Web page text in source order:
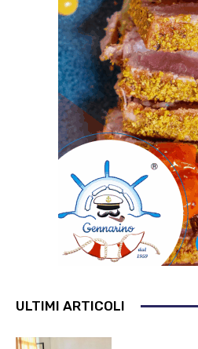
ULTIMI ARTICOLI